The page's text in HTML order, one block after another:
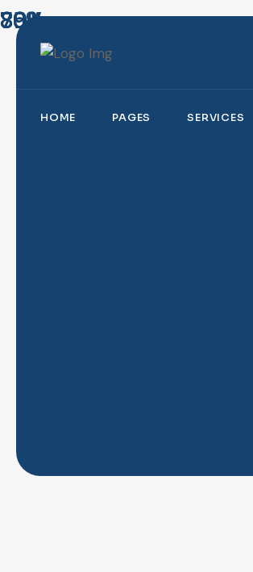
HOME PAGES SERVICES
70%
85%
89%